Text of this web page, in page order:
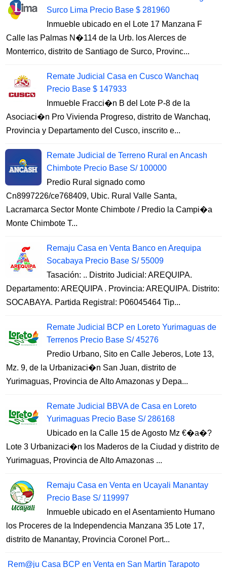
Surco Lima Precio Base $ 281960
Inmueble ubicado en el Lote 17 Manzana F
Calle las Palmas N�114 de la Urb. los Alerces de
Monterrico, distrito de Santiago de Surco, Provinc...
Remate Judicial Casa en Cusco Wanchaq
Precio Base $ 147933
Inmueble Fracci�n B del Lote P-8 de la
Asociaci�n Pro Vivienda Progreso, distrito de Wanchaq,
Provincia y Departamento del Cusco, inscrito e...
Remate Judicial de Terreno Rural en Ancash
Chimbote Precio Base S/ 100000
Predio Rural signado como
Cn8997226/ce768409, Ubic. Rural Valle Santa,
Lacramarca Sector Monte Chimbote / Predio la Campi�a
Monte Chimbote T...
Remaju Casa en Venta Banco en Arequipa
Socabaya Precio Base S/ 55009
Tasación: .. Distrito Judicial: AREQUIPA.
Departamento: AREQUIPA . Provincia: AREQUIPA. Distrito:
SOCABAYA. Partida Registral: P06045464 Tip...
Remate Judicial BCP en Loreto Yurimaguas de
Terrenos Precio Base S/ 45276
Predio Urbano, Sito en Calle Jeberos, Lote 13,
Mz. 9, de la Urbanizaci�n San Juan, distrito de
Yurimaguas, Provincia de Alto Amazonas y Depa...
Remate Judicial BBVA de Casa en Loreto
Yurimaguas Precio Base S/ 286168
Ubicado en la Calle 15 de Agosto Mz €�a�?
Lote 3 Urbanizaci�n los Maderos de la Ciudad y distrito de
Yurimaguas, Provincia de Alto Amazonas ...
Remaju Casa en Venta en Ucayali Manantay
Precio Base S/ 119997
Inmueble ubicado en el Asentamiento Humano
los Proceres de la Independencia Manzana 35 Lote 17,
distrito de Manantay, Provincia Coronel Port...
Rem@ju Casa BCP en Venta en San Martin Tarapoto